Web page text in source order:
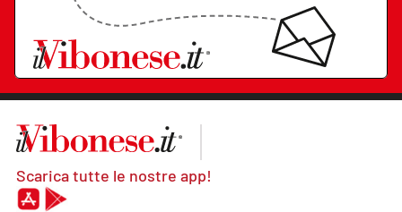
Scarica tutte le nostre app!